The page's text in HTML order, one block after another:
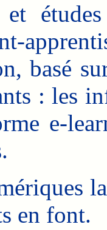
basé
: les
e-
en font.